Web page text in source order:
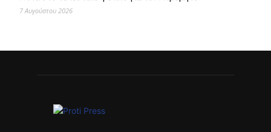
7 Αυγούστου 2026